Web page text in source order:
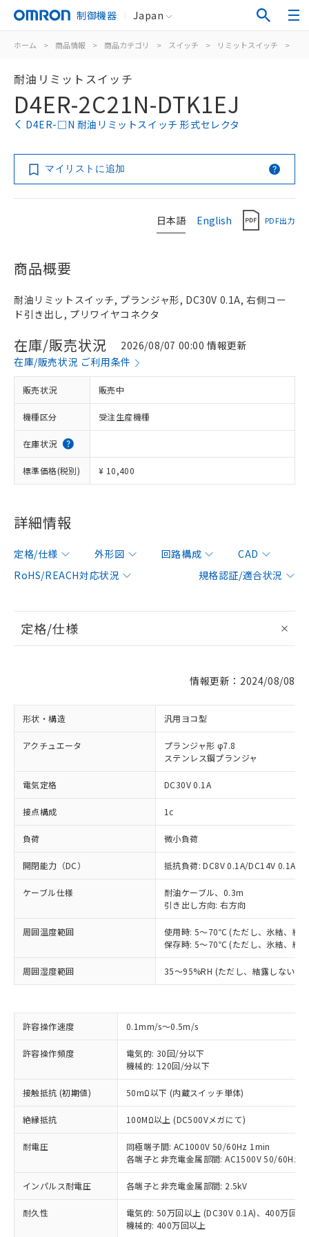
制御機器 Japan
ホーム > 商品情報 > 商品カテゴリ > スイッチ > リミットスイッチ >
耐油リミットスイッチ
D4ER-2C21N-DTK1EJ
D4ER-□N 耐油リミットスイッチ 形式セレクタ
マイリストに追加
日本語 English PDF出力
商品概要
耐油リミットスイッチ, プランジャ形, DC30V 0.1A, 右側コー
ド引き出し, プリワイヤコネクタ
在庫/販売状況
2026/08/07 00:00 情報更新
在庫/販売状況 ご利用条件
販売状況 販売中
機種区分 受注生産機種
在庫状況
標準価格(税別) ¥ 10,400
詳細情報
定格/仕様 外形図 回路構成
CAD
RoHS/REACH対応状況
規格認証/適合状況
定格/仕様
情報更新：2024/08/08
形状・構造 汎用ヨコ型
アクチュエータ
プランジャ形 φ7.8
ステンレス鋼プランジャ
電気定格 DC30V 0.1A
接点構成 1c
負荷 微小負荷
開閉能力（DC） 抵抗負荷: DC8V 0.1A/DC14V 0.1A/
ケーブル仕様
耐油ケーブル、0.3m
引き出し方向: 右方向
周囲温度範囲
使用時: 5～70℃ (ただし、氷結、結
保存時: 5～70℃ (ただし、氷結、結
周囲湿度範囲 35～95%RH (ただし、結露しないこ
許容操作速度 0.1mm/s～0.5m/s
許容操作頻度
電気的: 30回/分以下
機械的: 120回/分以下
接触抵抗 (初期値) 50mΩ以下 (内蔵スイッチ単体)
絶縁抵抗 100MΩ以上 (DC500Vメガにて)
耐電圧
同極端子間: AC1000V 50/60Hz 1min
各端子と非充電金属部間: AC1500V 50/60Hz
インパルス耐電圧 各端子と非充電金属部間: 2.5kV
耐久性
電気的: 50万回以上 (DC30V 0.1A)、400万回
機械的: 400万回以上
ご利用条件
以下の条件をお読みいただき、同意のうえ
ご利用ください。
※1 対応状況
対応済み：EU RoHS指令（10物質）の
非含有に対応した製品が提供可能な商品で
対応予定：EU RoHS指令（10物質）の非含
有に対応した製品に切り替える予定のある
商品です。
非含有に非対応の商品で、対応品を出す予
定はありません。